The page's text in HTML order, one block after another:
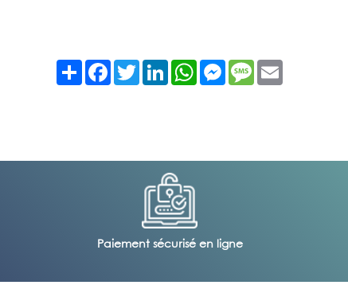
Partager FacebookTwitter LinkedIn WhatsAppMessengerMessage
Paiement sécurisé en ligne